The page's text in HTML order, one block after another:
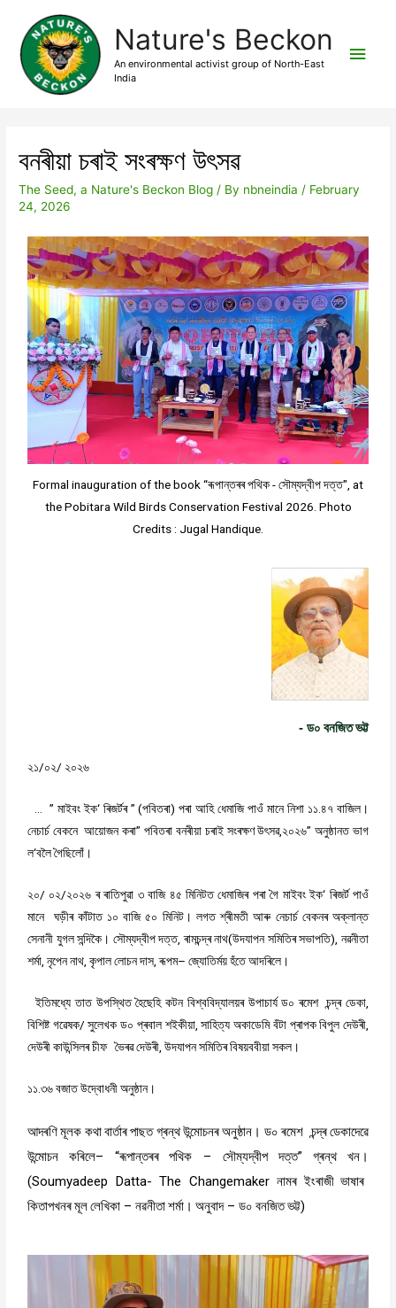
Nature's Beckon
An environmental activist group of North-East
India
বনৰীয়া চৰাই সংৰক্ষণ উৎসৱ
The Seed, a Nature's Beckon Blog / By nbneindia / February
24, 2026
Formal inauguration of the book “ৰূপান্তৰৰ পথিক - সৌম্যদ্বীপ দত্ত", at
the Pobitara Wild Birds Conservation Festival 2026. Photo
Credits : Jugal Handique.
- ড০ বনজিতভট্ট
২১/০২/২০২৬
… ” মাইবং ইক‘ ৰিজৰ্টৰ” (পবিতৰা)পৰা আহি ধেমাজি পাওঁ মানে নিশা ১১ .৪৭ বাজিল।
নেচাৰ্চ বেকনে আয়োজন কৰা”পবিতৰা বনৰীয়া চৰাই সংৰক্ষণ উৎসৱ,২০২৬”অনুষ্ঠানত ভাগ
ল‘বলৈ গৈছিলোঁ।
২০/ ০২/২০২৬ ৰ ৰাতিপুৱা ৩ বাজি ৪৫ মিনিটত ধেমাজিৰ পৰা গৈ মাইবং ইক‘ ৰিজৰ্ট পাওঁ
মানে
ঘড়ীৰ কাঁটাত ১০ বাজি ৫০ মিনিট। লগত শ্ৰীমতী আৰু নেচাৰ্চ বেকনৰ অক্লান্ত
সেনানী যুগল সন্দিকৈ। সৌম্যদ্বীপ দত্ত,ৰামচন্দ্ৰ নাথ(উদযাপন সমিতিৰ সভাপতি), নৱনীতা
শৰ্মা ,নৃপেন নাথ ,কৃপাল লোচন দাস ,ৰূপম–জ্যোতিৰ্ময় হঁতে আদৰিলে।
ইতিমধ্যে তাত উপস্থিত হৈছেহি কটন বিশ্ববিদ্যালয়ৰ উপাচাৰ্য ড০ ‌ৰমেশ চন্দ্ৰ ডেকা,
বিশিষ্ট গৱেষক/সুলেখক ড০ প্ৰবাল শইকীয়া,সাহিত্য অকাডেমি বঁটা প্ৰাপক বিপুল দেউৰী,
দেউৰী কাউন্সিলৰ চীফ ভৈৰৱ দেউৰী ,উদযাপন সমিতিৰ বিষয়ববীয়া সকল।
১১ .৩৬ বজাত উদ্বোধনী অনুষ্ঠান।
আদৰণিমূলক কথাবাৰ্তাৰপাছত গ্ৰন্থউন্মোচনৰঅনুষ্ঠান। ড০ ৰমেশ চন্দ্ৰডেকাদেৱে
উন্মোচন
কৰিলে– “ৰূপান্তৰৰ পথিক – সৌম্যদ্বীপ দত্ত”গ্ৰন্থ খন।
(Soumyadeep Datta- The Changemakerনামৰ ইংৰাজী ভাষাৰ
কিতাপখনৰমূললেখিকা –নৱনীতাশৰ্মা। অনুবাদ–ড০ বনজিতভট্ট)